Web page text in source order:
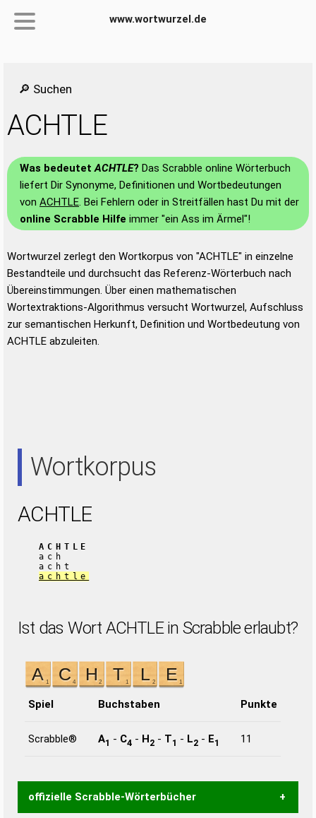
www.wortwurzel.de
🔎 Suchen
ACHTLE
Was bedeutetACHTLE? Das Scrabble online Wörterbuch
liefert Dir Synonyme, Definitionen und Wortbedeutungen
von ACHTLE. Bei Fehlern oder in Streitfällen hast Du mit der
online Scrabble Hilfe immer "ein Ass im Ärmel"!
Wortwurzel zerlegt den Wortkorpus von "ACHTLE" in einzelne
Bestandteile und durchsucht das Referenz-Wörterbuch nach
Übereinstimmungen. Über einen mathematischen
Wortextraktions-Algorithmus versucht Wortwurzel, Aufschluss
zur semantischen Herkunft, Definition und Wortbedeutung von
ACHTLE abzuleiten.
Wortkorpus
ACHTLE
ACHTLE
ach
acht
achtle
Ist das Wort ACHTLE in Scrabble erlaubt?
Spiel Buchstaben Punkte
Scrabble® A1 - C4 - H2 - T1 - L2 - E1 11
offizielle Scrabble-Wörterbücher